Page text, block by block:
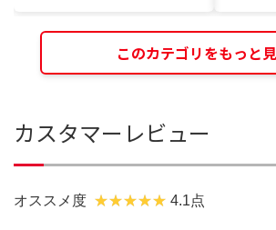
このカテゴリをもっと
カスタマーレビュー
オススメ度 4.1点